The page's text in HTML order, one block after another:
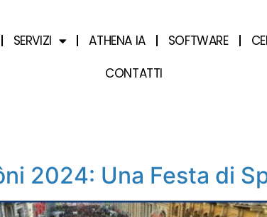
SERVIZI ATHENA IA SOFTWARE
CONTATTI
2024: Una Festa di